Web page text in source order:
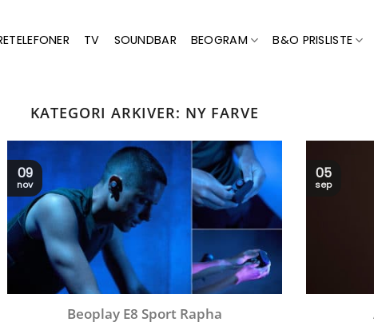
TV SOUNDBAR BEOGRAM B&O PRISLISTE
KATEGORI ARKIVER: NY FARVE
Beoplay E8 Sport Rapha
09
nov
05
sep